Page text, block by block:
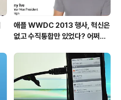
애플 WWDC 2013 행사, 혁신은
없고 수직통합만 있었다? 어쩌면